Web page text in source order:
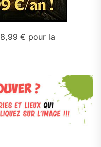
8,99 € pour la